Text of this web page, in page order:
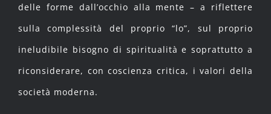
delle forme dall’occhio alla mente – a riflettere
sulla complessità del proprio “lo”, sul proprio
ineludibile bisogno di spiritualità e soprattutto a
riconsiderare, con coscienza critica, i valori della
società moderna.